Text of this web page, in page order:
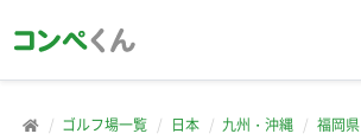
ゴルフ場一覧 日本 九州・沖縄 福岡県